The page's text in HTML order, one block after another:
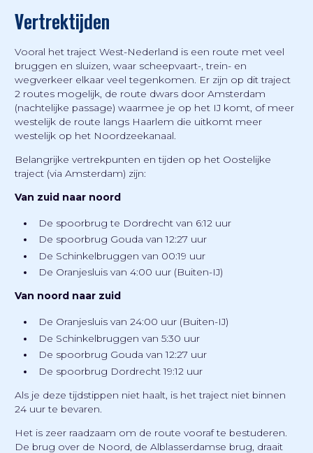
Vertrektijden
Vooral het traject West-Nederland is een route met veel
bruggen en sluizen, waar scheepvaart-, trein- en
wegverkeer elkaar veel tegenkomen. Er zijn op dit traject
2 routes mogelijk, de route dwars door Amsterdam
(nachtelijke passage) waarmee je op het IJ komt, of meer
westelijk de route langs Haarlem die uitkomt meer
westelijk op het Noordzeekanaal.
Belangrijke vertrekpunten en tijden op het Oostelijke
traject (via Amsterdam) zijn:
Van zuid naar noord
De spoorbrug te Dordrecht van 6:12 uur
De spoorbrug Gouda van 12:27 uur
De Schinkelbruggen van 00:19 uur
De Oranjesluis van 4:00 uur (Buiten-IJ)
Van noord naar zuid
De Oranjesluis van 24:00 uur (Buiten-IJ)
De Schinkelbruggen van 5:30 uur
De spoorbrug Gouda van 12:27 uur
De spoorbrug Dordrecht 19:12 uur
Als je deze tijdstippen niet haalt, is het traject niet binnen
24 uur te bevaren.
Het is zeer raadzaam om de route vooraf te bestuderen.
De brug over de Noord, de Alblasserdamse brug, draait